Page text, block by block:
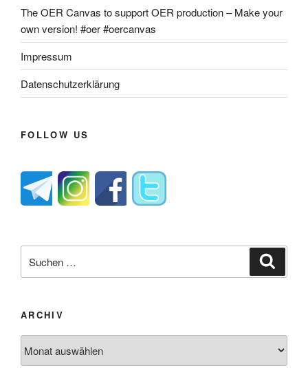
The OER Canvas to support OER production – Make your
own version! #oer #oercanvas
Impressum
Datenschutzerklärung
FOLLOW US
nach:
ARCHIV